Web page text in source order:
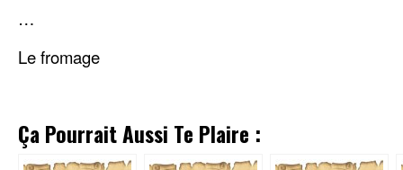
…
Le fromage
Ça Pourrait Aussi Te Plaire :